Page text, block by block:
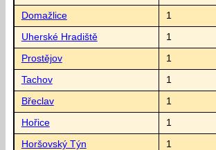
Domažlice 1
Uherské Hradiště 1
Prostějov 1
Tachov 1
Břeclav 1
Hořice 1
Horšovský Týn 1